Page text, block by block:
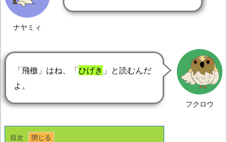
ナヤミィ
フクロウ
「飛檄」はね、「ひげき 」と読むんだ
よ。
目次